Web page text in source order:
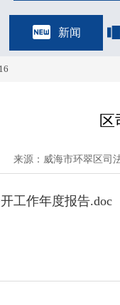
新闻
来源：威海市环翠区司
工作年度报告.doc